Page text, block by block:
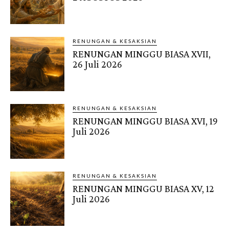
RENUNGAN & KESAKSIAN
RENUNGAN MINGGU BIASA XVII,
26 Juli 2026
RENUNGAN & KESAKSIAN
RENUNGAN MINGGU BIASA XVI, 19
Juli 2026
RENUNGAN & KESAKSIAN
RENUNGAN MINGGU BIASA XV, 12
Juli 2026